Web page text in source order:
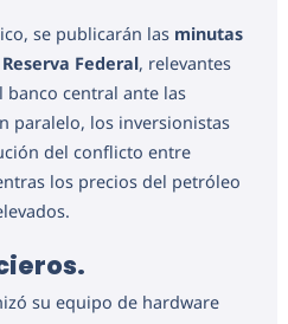
se publicarán las minutas
Reserva Federal, relevantes
banco central ante las
paralelo, los inversionistas
del conflicto entre
los precios del petróleo
su equipo de hardware